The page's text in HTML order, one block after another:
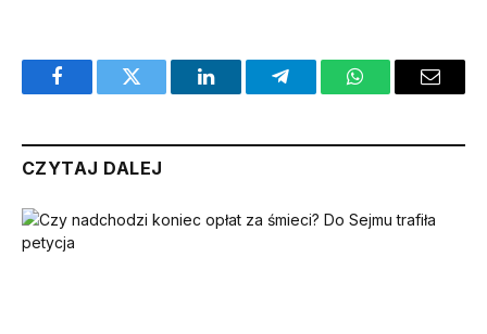
FacebookTwitter LinkedInTelegramWhatsAppEmail
CZYTAJ DALEJ